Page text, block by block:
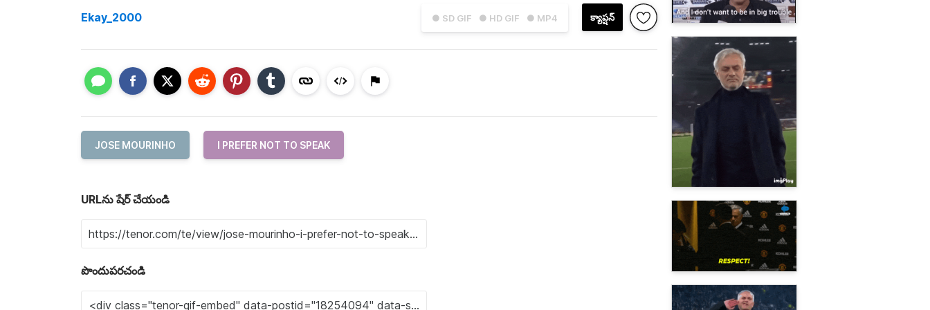
● SD GIF ● HD GIF ● MP4 క్యాప్షన్
Ekay_2000
JOSE MOURINHO I PREFER NOT TO SPEAK
URLను షేర్ చేయండి
పొందుపరచండి